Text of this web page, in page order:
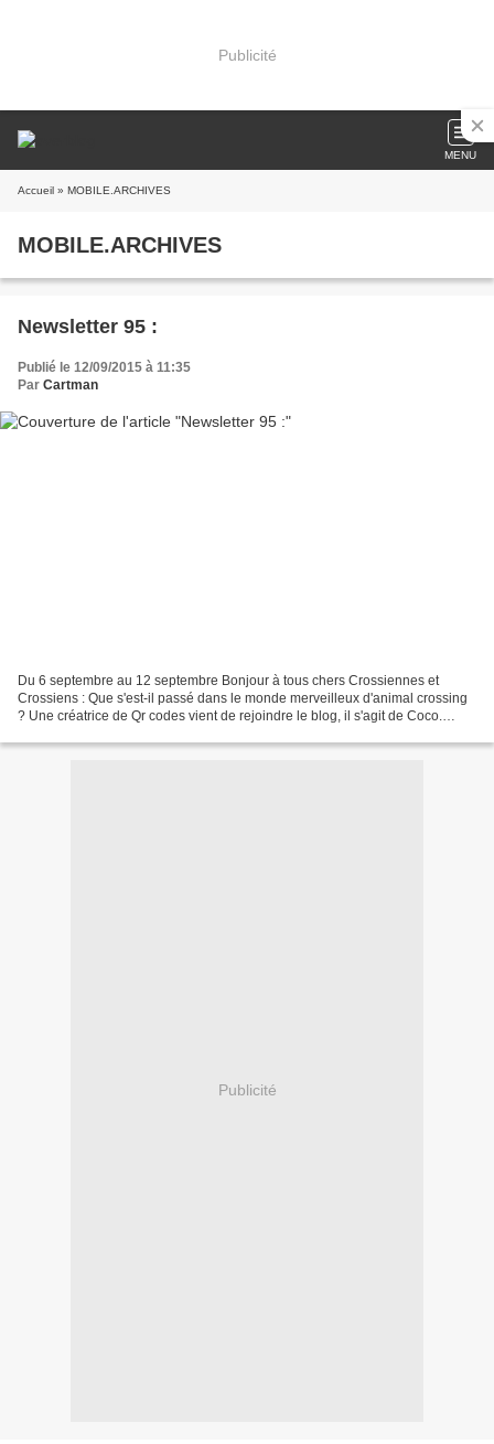
Publicité
MENU
Accueil » MOBILE.ARCHIVES
MOBILE.ARCHIVES
Newsletter 95 :
Publié le 12/09/2015 à 11:35
Par Cartman
Du 6 septembre au 12 septembre Bonjour à tous chers Crossiennes et
Crossiens : Que s'est-il passé dans le monde merveilleux d'animal crossing
? Une créatrice de Qr codes vient de rejoindre le blog, il s'agit de Coco.
Publicité